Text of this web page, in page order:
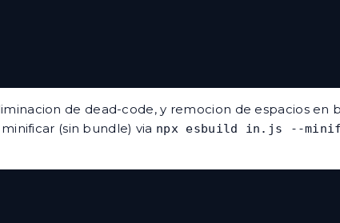
de dead-code, y remocion de espacios en
(sin bundle) via npx esbuild in.js --